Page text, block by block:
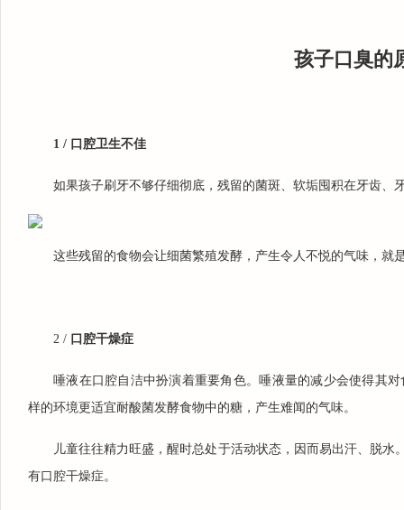
孩子口臭的
1 / 口腔卫生不佳
如果孩子刷牙不够仔细彻底，残留的菌斑、软垢囤积在牙齿、
这些残留的食物会让细菌繁殖发酵，产生令人不悦的气味，就
2 / 口腔干燥症
唾液在口腔自洁中扮演着重要角色。唾液量的减少会使得其
样的环境更适宜耐酸菌发酵食物中的糖，产生难闻的气味。
儿童往往精力旺盛，醒时总处于活动状态，因而易出汗、脱
有口腔干燥症。
口腔医院接受治...